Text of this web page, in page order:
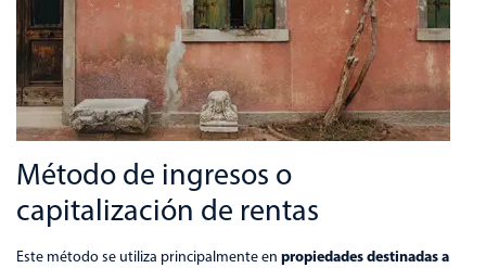
Método de ingresos o
capitalización de rentas
Este método se utiliza principalmente en propiedades destinadas a